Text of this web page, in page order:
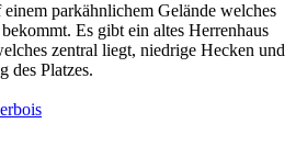
parkähnlichem Gelände welches
Es gibt ein altes Herrenhaus
zentral liegt, niedrige Hecken und
des Platzes.